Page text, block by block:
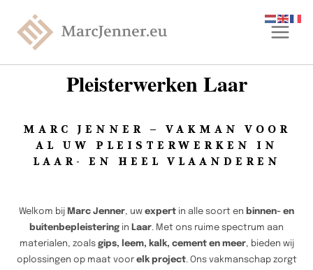
Pleisterwerken Laar
MARC JENNER – VAKMAN VOOR
AL UW PLEISTERWERKEN IN
LAAR- EN HEEL VLAANDEREN
Welkom bij Marc Jenner, uw expert in alle soort en binnen- en
buitenbepleistering in Laar. Met ons ruime spectrum aan
materialen, zoals gips, leem, kalk, cement en meer, bieden wij
oplossingen op maat voor elk project. Ons vakmanschap zorgt